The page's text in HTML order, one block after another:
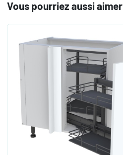
Vous pourriez aussi aimer